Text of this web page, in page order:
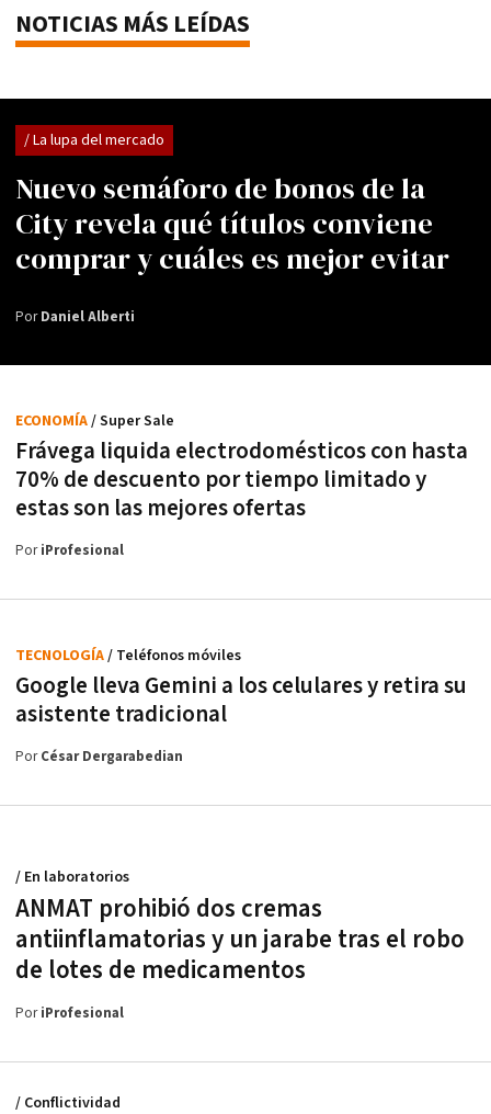
NOTICIAS MÁS LEÍDAS
Nuevo semáforo de bonos de la
City revela qué títulos conviene
comprar y cuáles es mejor evitar
/ La lupa del mercado
PorDaniel Alberti
Frávega liquida electrodomésticos con hasta
70% de descuento por tiempo limitado y
estas son las mejores ofertas
ECONOMÍA/ Super Sale
PoriProfesional
Google lleva Gemini a los celulares y retira su
asistente tradicional
TECNOLOGÍA/ Teléfonos móviles
PorCésar Dergarabedian
ANMAT prohibió dos cremas
antiinflamatorias y un jarabe tras el robo
de lotes de medicamentos
/ En laboratorios
PoriProfesional
/ Conflictividad